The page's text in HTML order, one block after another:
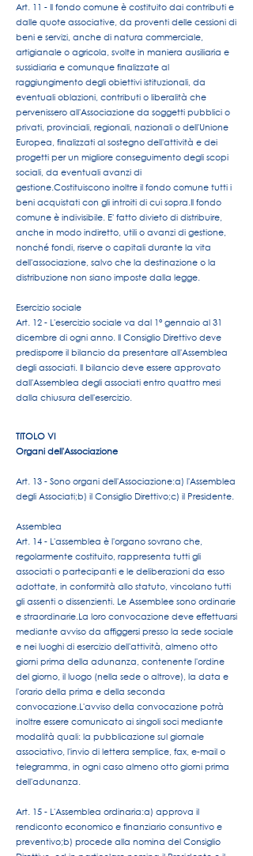
Art. 11 - Il fondo comune è costituito dai contributi e
dalle quote associative, da proventi delle cessioni di
beni e servizi, anche di natura commerciale,
artigianale o agricola, svolte in maniera ausiliaria e
sussidiaria e comunque finalizzate al
raggiungimento degli obiettivi istituzionali, da
eventuali oblazioni, contributi o liberalità che
pervenissero all'Associazione da soggetti pubblici o
privati, provinciali, regionali, nazionali o dell'Unione
Europea, finalizzati al sostegno dell'attività e dei
progetti per un migliore conseguimento degli scopi
sociali, da eventuali avanzi di
gestione.Costituiscono inoltre il fondo comune tutti i
beni acquistati con gli introiti di cui sopra.Il fondo
comune è indivisibile. E' fatto divieto di distribuire,
anche in modo indiretto, utili o avanzi di gestione,
nonché fondi, riserve o capitali durante la vita
dell'associazione, salvo che la destinazione o la
distribuzione non siano imposte dalla legge.
Esercizio sociale
Art. 12 - L'esercizio sociale va dal 1° gennaio al 31
dicembre di ogni anno. Il Consiglio Direttivo deve
predisporre il bilancio da presentare all'Assemblea
degli associati. Il bilancio deve essere approvato
dall'Assemblea degli associati entro quattro mesi
dalla chiusura dell'esercizio.
TITOLO VI
Organi dell'Associazione
Art. 13 - Sono organi dell'Associazione:a) l'Assemblea
degli Associati;b) il Consiglio Direttivo;c) il Presidente.
Assemblea
Art. 14 - L'assemblea è l'organo sovrano che,
regolarmente costituito, rappresenta tutti gli
associati o partecipanti e le deliberazioni da esso
adottate, in conformità allo statuto, vincolano tutti
gli assenti o dissenzienti. Le Assemblee sono ordinarie
e straordinarie.La loro convocazione deve effettuarsi
mediante avviso da affiggersi presso la sede sociale
e nei luoghi di esercizio dell'attività, almeno otto
giorni prima della adunanza, contenente l'ordine
del giorno, il luogo (nella sede o altrove), la data e
l'orario della prima e della seconda
convocazione.L'avviso della convocazione potrà
inoltre essere comunicato ai singoli soci mediante
modalità quali: la pubblicazione sul giornale
associativo, l'invio di lettera semplice, fax, e-mail o
telegramma, in ogni caso almeno otto giorni prima
dell'adunanza.
Art. 15 - L'Assemblea ordinaria:a) approva il
rendiconto economico e finanziario consuntivo e
preventivo;b) procede alla nomina del Consiglio